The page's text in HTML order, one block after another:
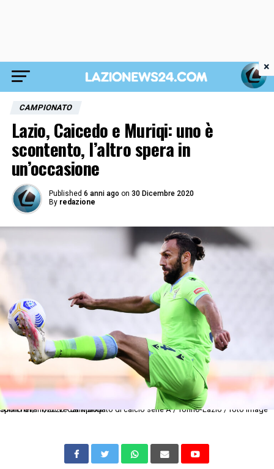
CAMPIONATO
Lazio, Caicedo e Muriqi: uno è
scontento, l’altro spera in
un’occasione
Published 6 anni ago on 30 Dicembre 2020
By redazione
Torino 01/11/2020 - campionato di calcio serie A / Torino-Lazio / foto Image Sport nella foto: Vedat Muriqi
×